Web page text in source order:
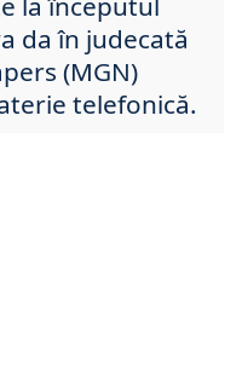
da în judecată
(MGN)
telefonică.